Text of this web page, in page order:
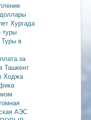
Хургада
туры
Туры в
за
Ташкент
Ходжа
АЭС